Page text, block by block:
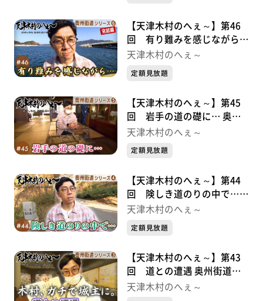
【天津木村のへぇ～】第46
回 有り難みを感じながら…
奥州街道シリーズ⑥
天津木村のへぇ～
定額見放題
【天津木村のへぇ～】第45
回 岩手の道の礎に… 奥州
街道シリーズ⑤
天津木村のへぇ～
定額見放題
【天津木村のへぇ～】第44
回 険しき道のりの中で…
奥州街道シリーズ④
天津木村のへぇ～
定額見放題
【天津木村のへぇ～】第43
回 道との遭遇 奥州街道シ
リーズ③
天津木村のへぇ～